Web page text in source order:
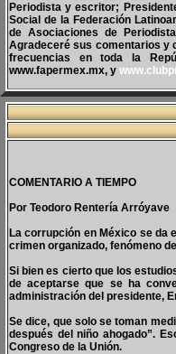
Periodista y escritor;
Social de la Federación
de Asociaciones de
Agradeceré sus comentarios y
frecuencias en toda la
www.fapermex.mx, y
COMENTARIO A TIEMPO
Por Teodoro Rentería Arróyave
La corrupción en México se da
crimen organizado, fenómeno
Si bien es cierto que los
de aceptarse que se ha
administración del presidente,
Se dice, que solo se toman
después del niño ahogado”.
Congreso de la Unión.